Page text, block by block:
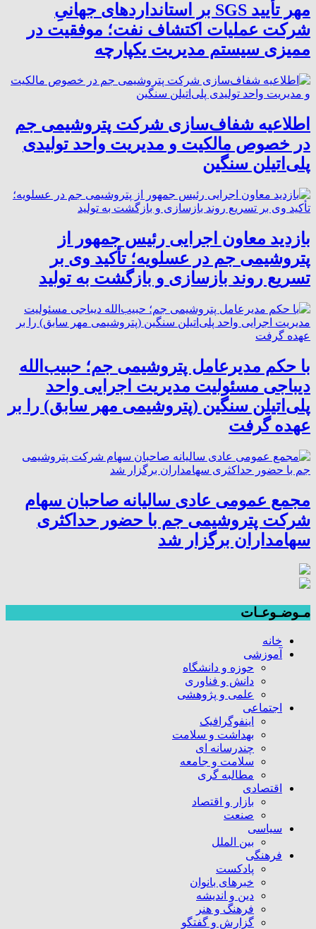
مهر تأیید SGS بر استانداردهای جهانیِ
شرکت عملیات اکتشاف نفت؛ موفقیت در
ممیزی سیستم مدیریت یکپارچه
اطلاعیه شفاف‌سازی شرکت پتروشیمی جم
در خصوص مالکیت و مدیریت واحد تولیدی
پلی‌اتیلن سنگین
بازدید معاون اجرایی رئیس جمهور از
پتروشیمی جم در عسلویه؛ تأکید وی بر
تسریع روند بازسازی و بازگشت به تولید
با حکم مدیرعامل پتروشیمی جم؛ حبیب‌الله
دیباجی مسئولیت مدیریت اجرایی واحد
پلی‌اتیلن سنگین (پتروشیمی مهر سابق) را بر
عهده گرفت
مجمع عمومی عادی سالیانه صاحبان سهام
شرکت پتروشیمی جم با حضور حداکثری
سهامداران برگزار شد
مـوضـوعـات
خانه
آموزشی
حوزه و دانشگاه
دانش و فناوری
علمی و پژوهشی
اجتماعی
اینفوگرافیک
بهداشت و سلامت
چندرسانه ای
سلامت و جامعه
مطالبه گری
اقتصادی
بازار و اقتصاد
صنعت
سیاسی
بین الملل
فرهنگی
پادکست
خبرهای بانوان
دین و اندیشه
فرهنگ و هنر
گزارش و گفتگو